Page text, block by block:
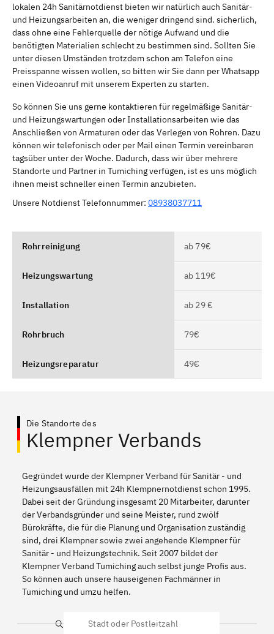
lokalen 24h Sanitärnotdienst bieten wir natürlich auch Sanitär-
und Heizungsarbeiten an, die weniger dringend sind. sicherlich,
dass ohne eine Fehlerquelle der nötige Aufwand und die
benötigten Materialien schlecht zu bestimmen sind. Sollten Sie
unter diesen Umständen trotzdem schon am Telefon eine
Preisspanne wissen wollen, so bitten wir Sie dann per Whatsapp
einen Videoanruf mit unserem Experten zu starten.
So können Sie uns gerne kontaktieren für regelmäßige Sanitär-
und Heizungswartungen oder Installationsarbeiten wie das
Anschließen von Armaturen oder das Verlegen von Rohren. Dazu
können wir telefonisch oder per Mail einen Termin vereinbaren
tagsüber unter der Woche. Dadurch, dass wir über mehrere
Standorte und Partner in Tumiching verfügen, ist es uns möglich
ihnen meist schneller einen Termin anzubieten.
Unsere Notdienst Telefonnummer: 08938037711
Rohrreinigung ab 79€
Heizungswartung ab 119€
Installation ab 29 €
Rohrbruch 79€
Heizungsreparatur 49€
Die Standorte des
Klempner Verbands
Gegründet wurde der Klempner Verband für Sanitär - und
Heizungsausfällen mit 24h Klempnernotdienst schon 1995.
Dabei seit der Gründung insgesamt 20 Mitarbeiter, darunter
der Verbandsgründer und seine Meister, rund zwölf
Bürokräfte, die für die Planung und Organisation zuständig
sind, drei Klempner sowie zwei angehende Klempner für
Sanitär - und Heizungstechnik. Seit 2007 bildet der
Klempner Verband Tumiching auch selbst junge Profis aus.
So können auch unsere hauseigenen Fachmänner in
Tumiching und umzu helfen.
Suche